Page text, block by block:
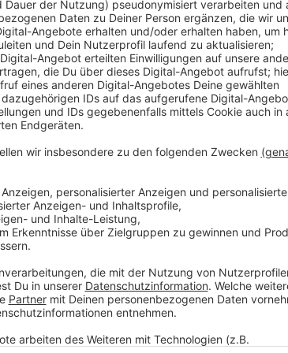
Nach der Tat ließ er die Frau in der Wohnung
hatten parallel den Rettungsdienst und die Polizei
der Mann wenige Minuten nach der Tat auf der
wurden umfangreiche Spuren gesichert; die
Anzeige
Weitere Info und Links zum Thema:
Anzeige
Die Meldung der Polizei
Infos zum Stadtteil Garath
Unsere Stadtteil-Serie